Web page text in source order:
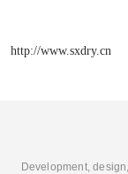
http://www.sxdry.cn
Development,